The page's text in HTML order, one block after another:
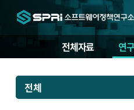
전체자료 연
전체